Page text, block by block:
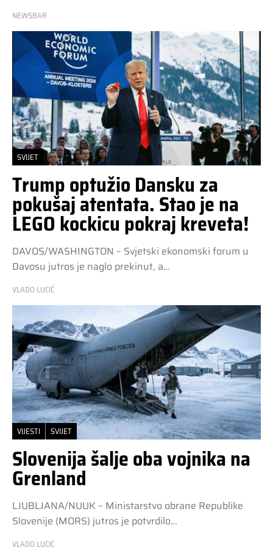
NEWSBAR
SVIJET
Trump optužio Dansku za
pokušaj atentata. Stao je na
LEGO kockicu pokraj kreveta!
DAVOS/WASHINGTON – Svjetski ekonomski forum u
Davosu jutros je naglo prekinut, a…
VLADO LUCIĆ
VIJESTI SVIJET
Slovenija šalje oba vojnika na
Grenland
LJUBLJANA/NUUK – Ministarstvo obrane Republike
Slovenije (MORS) jutros je potvrdilo…
VLADO LUCIĆ